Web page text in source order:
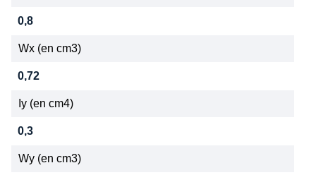
0,8
Wx (en cm3)
0,72
Iy (en cm4)
0,3
Wy (en cm3)